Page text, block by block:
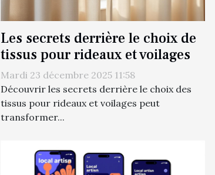
Les secrets derrière le choix de
tissus pour rideaux et voilages
Mardi 23 décembre 2025 11:58
Découvrir les secrets derrière le choix des
tissus pour rideaux et voilages peut
transformer...